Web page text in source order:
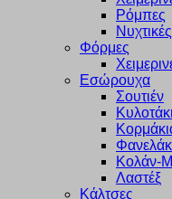
Ρόμπες
Νυχτικές
Φόρμες
Εσώρουχα
Σουτιέν
Κολάν-
Λαστέξ
Κάλτσες